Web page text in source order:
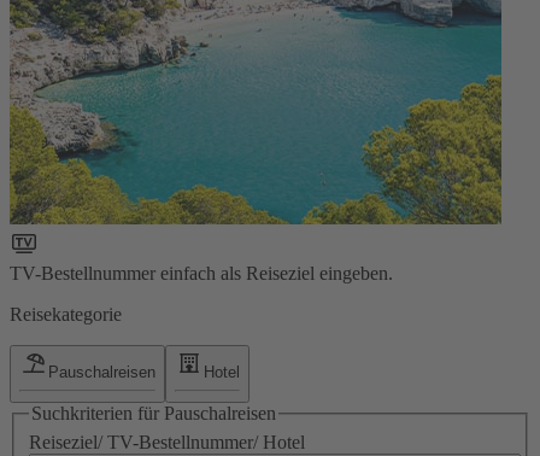
TV-Bestellnummer einfach als Reiseziel eingeben.
Reisekategorie
Pauschalreisen Hotel
Suchkriterien für Pauschalreisen
Reiseziel/ TV-Bestellnummer/ Hotel